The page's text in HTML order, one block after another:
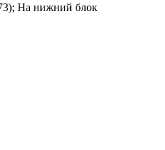
73); На нижний блок